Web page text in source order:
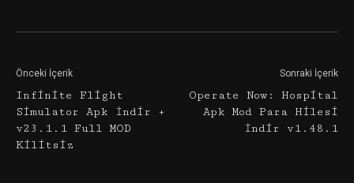
Önceki İçerik
Infinite Flight
Simulator Apk İndir +
v23.1.1 Full MOD
Kilitsiz
Sonraki İçerik
Operate Now: Hospital
Apk Mod Para Hilesi
İndir v1.48.1